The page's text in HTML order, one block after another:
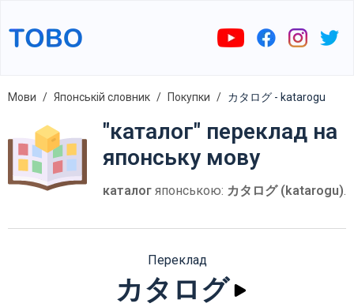
Мови Японській словник Покупки カタログ - katarogu
"каталог" переклад на
японську мову
каталог японською: カタログ (katarogu).
Переклад
カタログ